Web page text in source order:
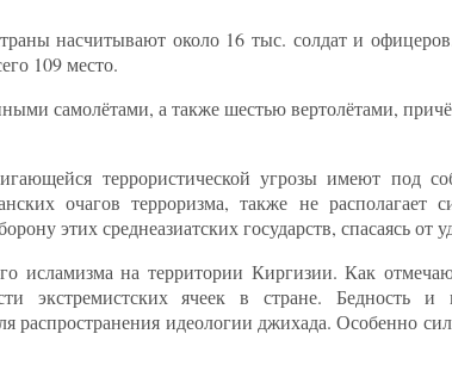
насчитывают около 16 тыс. солдат и
109 место.
самолётами, а также шестью вертолётами,
террористической угрозы имеют под
очагов терроризма, также не располагает
этих среднеазиатских государств, спасаясь
исламизма на территории Киргизии. Как
экстремистских ячеек в стране. Бедность и
распространения идеологии джихада. Особенно